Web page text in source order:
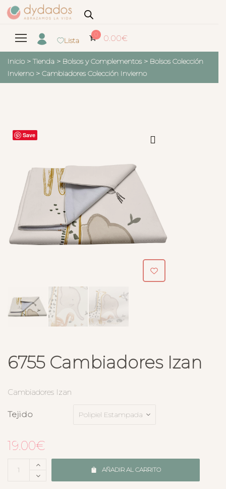
Lista
0 0.00€
Inicio > Tienda > Bolsos y Complementos > Bolsos Colección
Invierno > Cambiadores Colección Invierno
Save
6755 Cambiadores Izan
Cambiadores Izan
Tejido
19.00€
AÑADIR AL CARRITO